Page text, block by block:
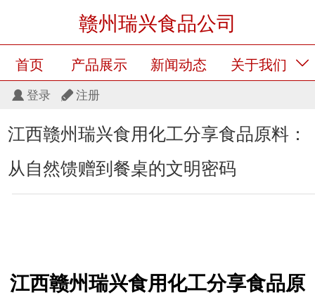
赣州瑞兴食品公司
首页 产品展示 新闻动态 关于我们
留言板 产品展示
登录 注册
江西赣州瑞兴食用化工分享食品原料：
从自然馈赠到餐桌的文明密码
江西赣州瑞兴食用化工分享食品原